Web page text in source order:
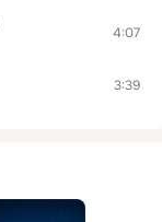
4:07
3:39